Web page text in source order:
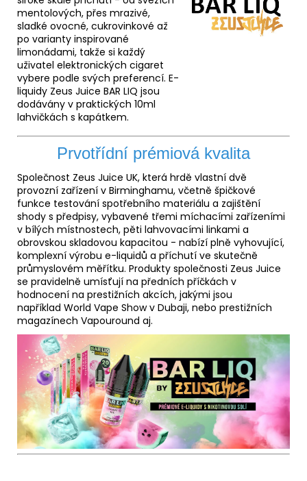
mentolových, přes mrazivé,
sladké ovocné, cukrovinkové až
po varianty inspirované
limonádami, takže si každý
uživatel elektronických cigaret
vybere podle svých preferencí. E-
liquidy Zeus Juice BAR LIQ jsou
dodávány v praktických 10ml
lahvičkách s kapátkem.
Prvotřídní prémiová kvalita
Společnost Zeus Juice UK, která hrdě vlastní dvě
provozní zařízení v Birminghamu, včetně špičkové
funkce testování spotřebního materiálu a zajištění
shody s předpisy, vybavené třemi míchacími zařízeními
v bílých místnostech, pěti lahvovacími linkami a
obrovskou skladovou kapacitou - nabízí plně vyhovující,
komplexní výrobu e-liquidů a příchutí ve skutečně
průmyslovém měřítku. Produkty společnosti Zeus Juice
se pravidelně umísťují na předních příčkách v
hodnocení na prestižních akcích, jakými jsou
například World Vape Show v Dubaji, nebo prestižních
magazínech Vapouround aj.